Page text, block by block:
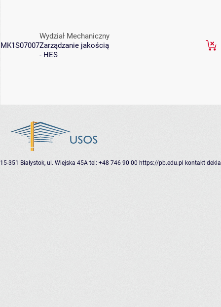
MK1S07007
Wydział Mechaniczny
Zarządzanie jakością
- HES
15-351 Białystok, ul. Wiejska 45A tel: +48 746 90 00 https://pb.edu.pl kontakt